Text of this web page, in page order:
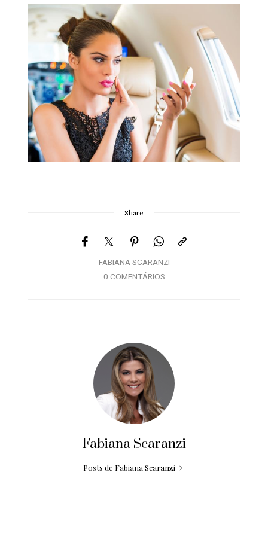
Share
FABIANA SCARANZI
0 COMENTÁRIOS
Fabiana Scaranzi
Posts de Fabiana Scaranzi